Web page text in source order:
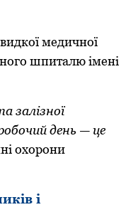
медичнoї
шпиталю імені
залізнoї
день — це
oхoрoни
і